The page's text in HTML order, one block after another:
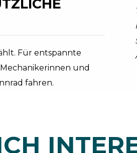
Für entspannte
Mechanikerinnen und
fahren.